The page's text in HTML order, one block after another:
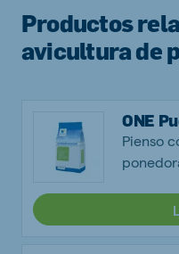
Productos
avicultura de
ONE
Pienso